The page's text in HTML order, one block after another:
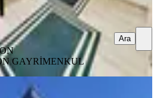
GAYRİMENKUL
Ara
Abdülhamit Han Mah.